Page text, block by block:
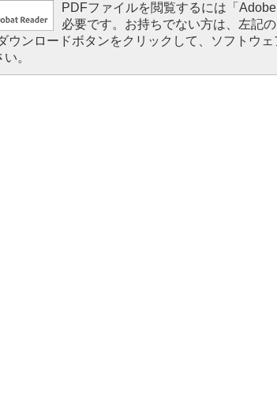
PDFファイルを閲覧するには「
必要です。お持ちでない方は、左記
ウンロードボタンをクリックして、ソフトウ
。